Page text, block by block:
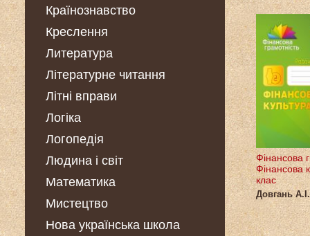
Країнознавство
Креслення
Литература
Літературне читання
Літні вправи
Логіка
Логопедія
Людина і світ
Математика
Мистецтво
Нова українська школа
Фінансова
Фінансова
клас
Довгань